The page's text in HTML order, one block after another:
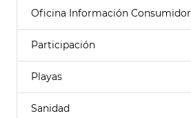
Oficina Información Consumidor
Participación
Playas
Sanidad